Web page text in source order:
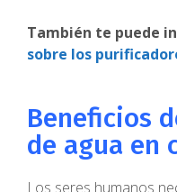
También te puede
sobre los
Beneficios
de agua en
Los seres humanos